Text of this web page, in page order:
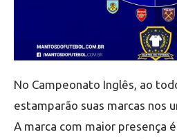
No Campeonato Inglês, ao
estamparão suas marcas nos
A marca com maior presença